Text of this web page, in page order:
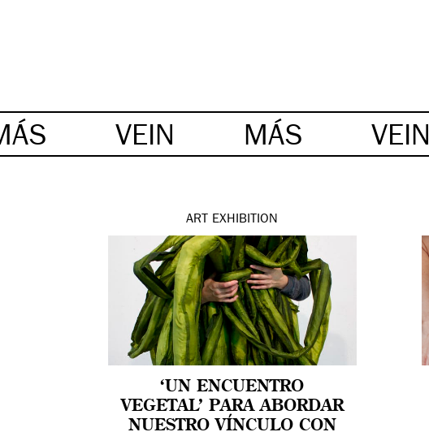
VEIN MÁS VEIN
ART EXHIBITION
‘UN ENCUENTRO
VEGETAL’ PARA ABORDAR
NUESTRO VÍNCULO CON